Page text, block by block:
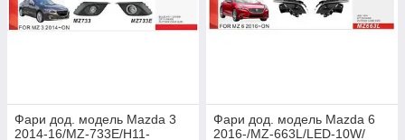
Фари дод. модель Mazda 3
2014-16/MZ-733E/H11-
Фари дод. модель Mazda 6
2016-/MZ-663L/LED-10W/